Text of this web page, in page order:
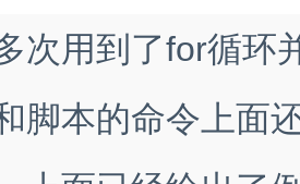
次用到了for循环
脚本的命令上面